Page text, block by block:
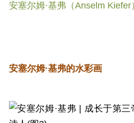
安塞尔姆·基弗（Anselm Kiefer
安塞尔姆·基弗的水彩画